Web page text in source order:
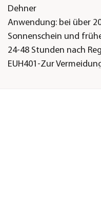
Dehner
Anwendung: bei über
Sonnenschein und
24-48 Stunden nach
EUH401-Zur